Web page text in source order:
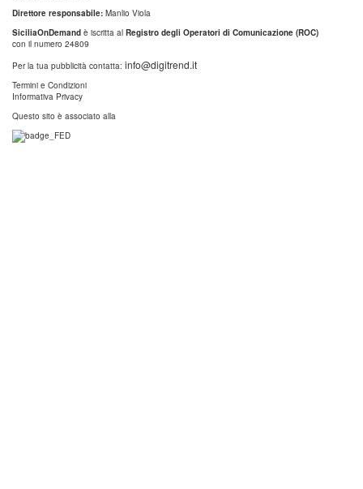
Direttore responsabile: Manlio Viola
SiciliaOnDemand è iscritta al Registro degli Operatori di Comunicazione (ROC)
con il numero 24809
Per la tua pubblicità contatta: info@digitrend.it
Termini e Condizioni
Informativa Privacy
Questo sito è associato alla